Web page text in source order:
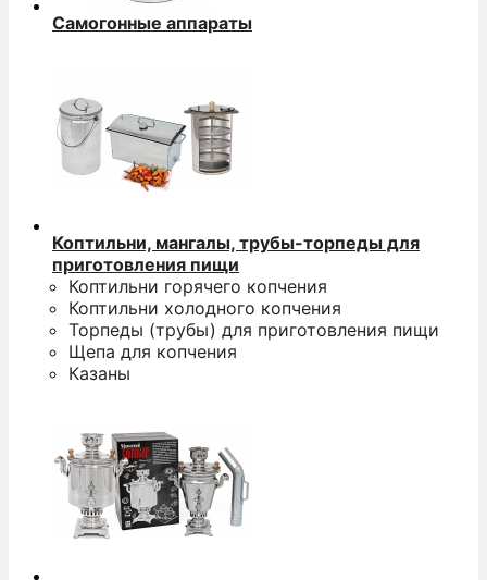
Самогонные аппараты
Коптильни, мангалы, трубы-торпеды для
приготовления пищи
Коптильни горячего копчения
Коптильни холодного копчения
Торпеды (трубы) для приготовления пищи
Щепа для копчения
Казаны